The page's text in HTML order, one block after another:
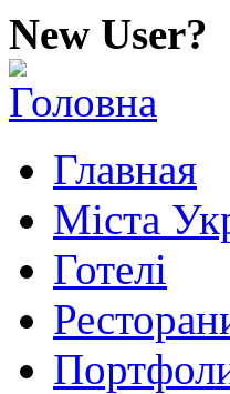
New User?
Главная
Міста
Готелі